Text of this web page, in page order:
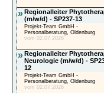
»Regionalleiter
(m/w/d) - SP237-13
Projekt-Team GmbH -
Personalberatung, Oldenburg
vom 02.07.2026
»Regionalleiter
Neurologie (m/w/d) -
12
Projekt-Team GmbH -
Personalberatung, Oldenburg
vom 02.07.2026